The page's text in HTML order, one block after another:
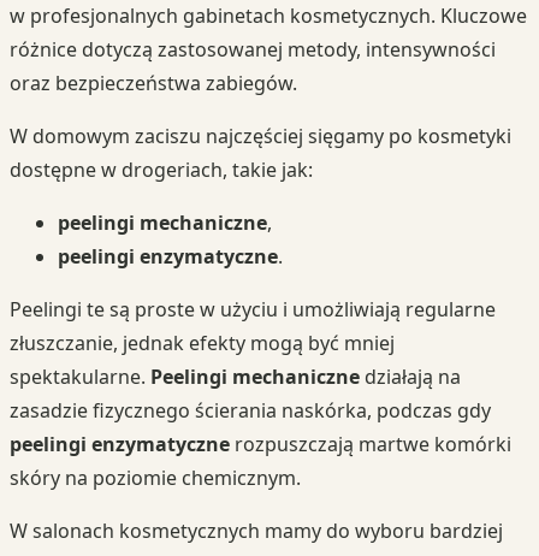
w profesjonalnych gabinetach kosmetycznych. Kluczowe
różnice dotyczą zastosowanej metody, intensywności
oraz bezpieczeństwa zabiegów.
W domowym zaciszu najczęściej sięgamy po kosmetyki
dostępne w drogeriach, takie jak:
peelingi mechaniczne,
peelingi enzymatyczne.
Peelingi te są proste w użyciu i umożliwiają regularne
złuszczanie, jednak efekty mogą być mniej
spektakularne. Peelingi mechaniczne działają na
zasadzie fizycznego ścierania naskórka, podczas gdy
peelingi enzymatyczne rozpuszczają martwe komórki
skóry na poziomie chemicznym.
W salonach kosmetycznych mamy do wyboru bardziej